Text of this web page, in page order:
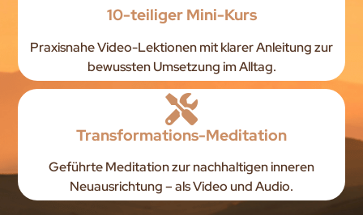
10-teiliger Mini-Kurs
Praxisnahe Video-Lektionen mit klarer Anleitung zur
bewussten Umsetzung im Alltag.
Transformations-Meditation
Geführte Meditation zur nachhaltigen inneren
Neuausrichtung – als Video und Audio.